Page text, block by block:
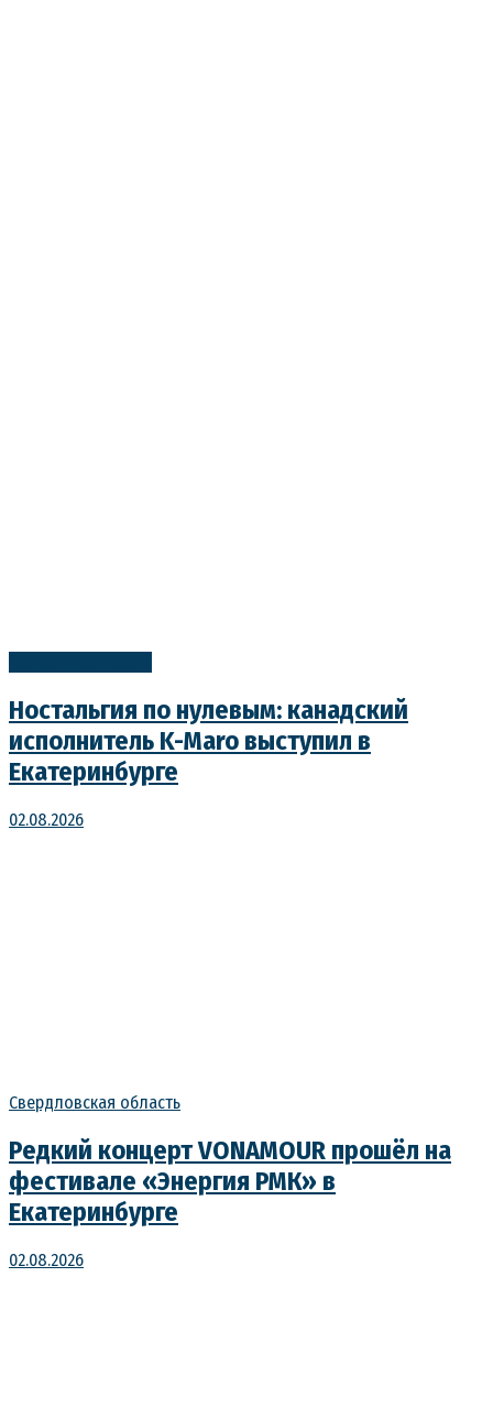
Ностальгия по нулевым: канадский
исполнитель K-Maro выступил в
Екатеринбурге
02.08.2026
Свердловская область
Редкий концерт VONAMOUR прошёл на
фестивале «Энергия РМК» в
Екатеринбурге
02.08.2026